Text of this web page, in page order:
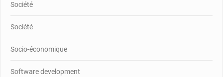
Société
Société
Socio-économique
Software development